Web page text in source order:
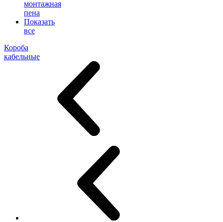
монтажная
пена
Показать
все
Короба
кабельные